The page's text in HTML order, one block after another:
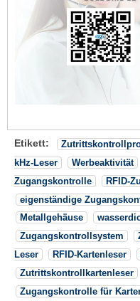
Etikett:
kHz-Leser
Werbeaktivität
Zugangskontrolle
RFID-
eigenständige
Metallgehäuse
Zugangskontrollsystem
Leser
RFID-Kartenleser
Zutrittskontrollkartenleser
Zugangskontrolle für